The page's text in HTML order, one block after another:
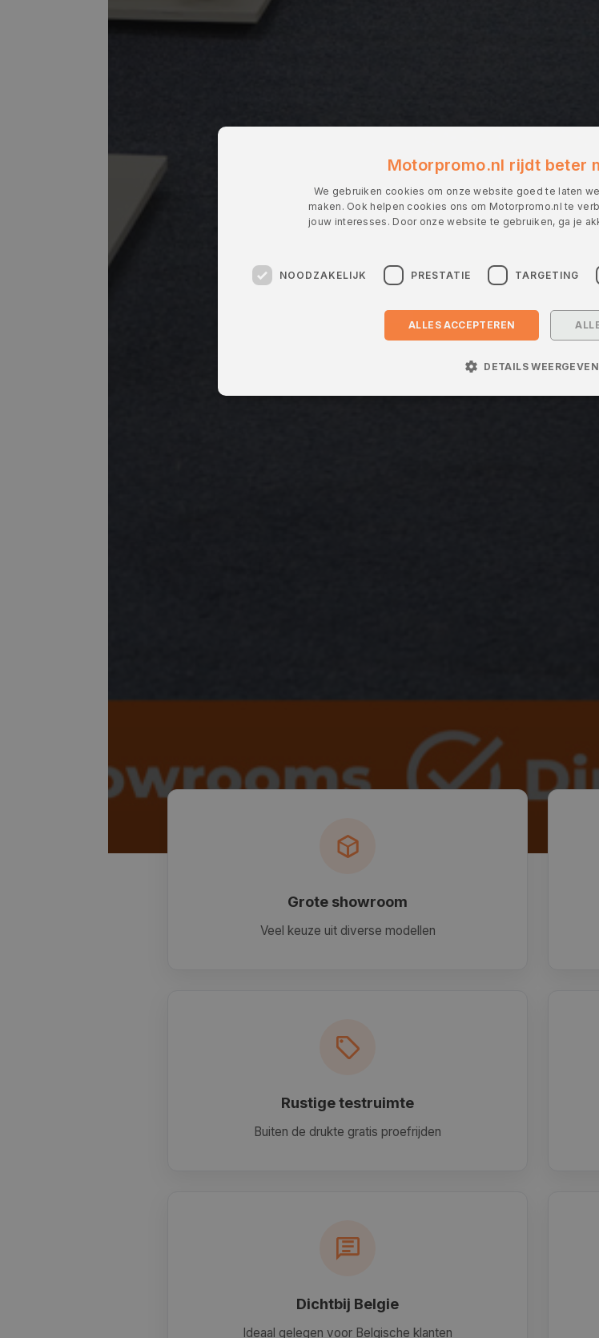
Grote showroom
Veel keuze uit diverse modellen
Rustige testruimte
Buiten de drukte gratis proefrijden
Dichtbij Belgie
Ideaal gelegen voor Belgische klanten
Motorpromo.nl rijdt beter
We gebruiken cookies om onze website goed te laten
maken. Ook helpen cookies ons om Motorpromo.nl te
jouw interesses. Door onze website te gebruiken, ga je
NOODZAKELIJK PRESTATIE TARGETING
ALLES ACCEPTEREN
DETAILS WEERGEVEN